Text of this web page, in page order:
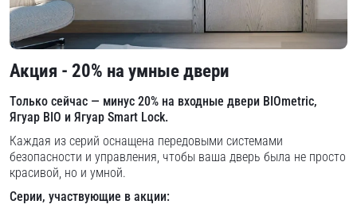
Акция - 20% на умные двери
Только сейчас — минус 20% на входные двери BIOmetric,
Ягуар BIO и Ягуар Smart Lock.
Каждая из серий оснащена передовыми системами
безопасности и управления, чтобы ваша дверь была не просто
красивой, но и умной.
Серии, участвующие в акции: